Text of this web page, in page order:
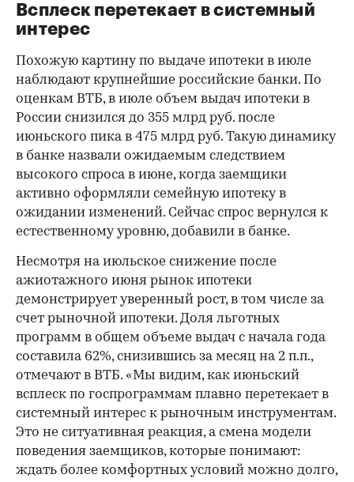
Всплеск перетекает в системный
интерес
Похожую картину по выдаче ипотеки в июле
наблюдают крупнейшие российские банки. По
оценкам ВТБ, в июле объем выдач ипотеки в
России снизился до 355 млрд руб. после
июньского пика в 475 млрд руб. Такую динамику
в банке назвали ожидаемым следствием
высокого спроса в июне, когда заемщики
активно оформляли семейную ипотеку в
ожидании изменений. Сейчас спрос вернулся к
естественному уровню, добавили в банке.
Несмотря на июльское снижение после
ажиотажного июня рынок ипотеки
демонстрирует уверенный рост, в том числе за
счет рыночной ипотеки. Доля льготных
программ в общем объеме выдач с начала года
составила 62%, снизившись за месяц на 2 п.п.,
отмечают в ВТБ. «Мы видим, как июньский
всплеск по госпрограммам плавно перетекает в
системный интерес к рыночным инструментам.
Это не ситуативная реакция, а смена модели
поведения заемщиков, которые понимают:
ждать более комфортных условий можно долго,